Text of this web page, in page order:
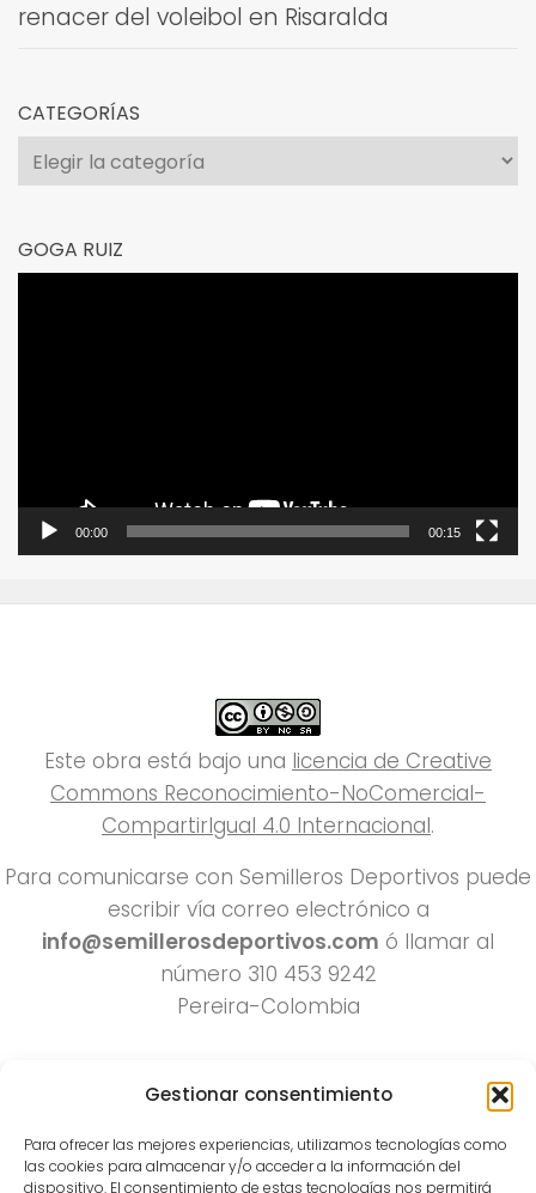
Gestionar consentimiento
Para ofrecer las mejores experiencias, utilizamos tecnologías como
las cookies para almacenar y/o acceder a la información del
dispositivo. El consentimiento de estas tecnologías nos permitirá
renacer del voleibol en Risaralda
CATEGORÍAS
Categorías
GOGA RUIZ
00:00 00:15
Este obra está bajo una licencia de Creative
Commons Reconocimiento-NoComercial-
CompartirIgual 4.0 Internacional.
Para comunicarse con Semilleros Deportivos puede
escribir vía correo electrónico a
info@semillerosdeportivos.com ó llamar al
número 310 453 9242
Pereira-Colombia